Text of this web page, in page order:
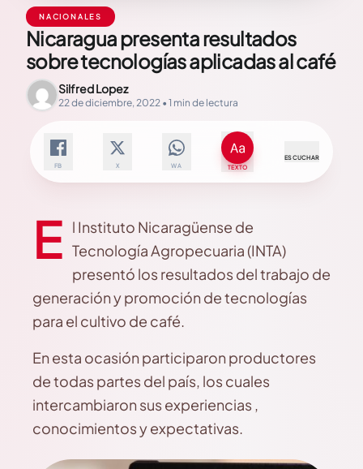
NACIONALES
Nicaragua presenta resultados
sobre tecnologías aplicadas al café
Silfred Lopez
22 de diciembre, 2022 • 1 min de lectura
FB X WA TEXTO
ESCUCHAR
E l Instituto Nicaragüense de
Tecnología Agropecuaria (INTA)
presentó los resultados del trabajo de
generación y promoción de tecnologías
para el cultivo de café.
En esta ocasión participaron productores
de todas partes del país, los cuales
intercambiaron sus experiencias ,
conocimientos y expectativas.